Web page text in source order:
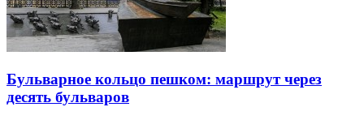
Бульварное кольцо пешком: маршрут через
десять бульваров